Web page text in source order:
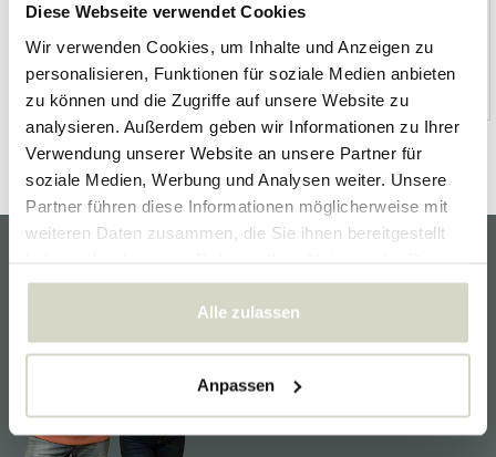
Diese Webseite verwendet Cookies
Wir verwenden Cookies, um Inhalte und Anzeigen zu
personalisieren, Funktionen für soziale Medien anbieten
zu können und die Zugriffe auf unsere Website zu
analysieren. Außerdem geben wir Informationen zu Ihrer
Verwendung unserer Website an unsere Partner für
soziale Medien, Werbung und Analysen weiter. Unsere
Partner führen diese Informationen möglicherweise mit
weiteren Daten zusammen, die Sie ihnen bereitgestellt
gesammelt haben.
Alle zulassen
Anpassen
HKliving Living and Company
Kundendienst
Wir helfen Ihnen gerne und
Informationen zu Produkten
oder Ihrer Bestellung wenden
Sie sich bitte an den
Kundendienst